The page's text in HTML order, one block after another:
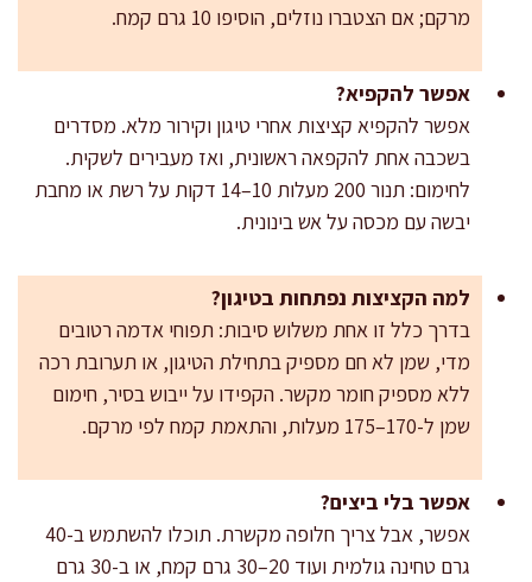
מרקם; אם הצטברו נוזלים, הוסיפו 10 גרם קמח.
אפשר להקפיא?
אפשר להקפיא קציצות אחרי טיגון וקירור מלא. מסדרים
בשכבה אחת להקפאה ראשונית, ואז מעבירים לשקית.
לחימום: תנור 200 מעלות 10–14 דקות על רשת או מחבת
יבשה עם מכסה על אש בינונית.
למה הקציצות נפתחות בטיגון?
בדרך כלל זו אחת משלוש סיבות: תפוחי אדמה רטובים
מדי, שמן לא חם מספיק בתחילת הטיגון, או תערובת רכה
ללא מספיק חומר מקשר. הקפידו על ייבוש בסיר, חימום
שמן ל-170–175 מעלות, והתאמת קמח לפי מרקם.
אפשר בלי ביצים?
אפשר, אבל צריך חלופה מקשרת. תוכלו להשתמש ב-40
גרם טחינה גולמית ועוד 20–30 גרם קמח, או ב-30 גרם